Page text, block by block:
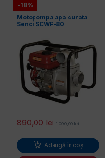
-18%
Motopompa apa curata
Senci SCWP-80
890,00 lei 1.090,00lei
Adaugă în coș